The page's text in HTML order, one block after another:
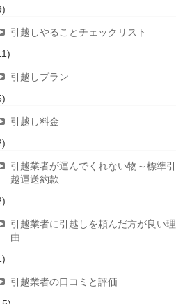
引越しやることチェックリスト
引越しプラン
引越し料金
引越業者が運んでくれない物～標準引
越運送約款
引越業者に引越しを頼んだ方が良い理
由
引越業者の口コミと評価